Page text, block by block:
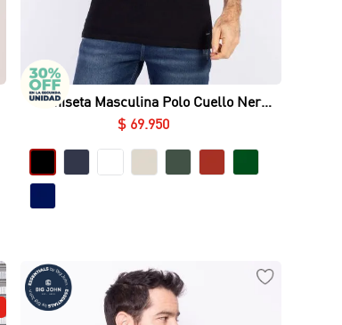
Vista rápida
Camiseta Masculina Polo Cuello Nerú
Essential en Piqué Lycrado
$ 69.950